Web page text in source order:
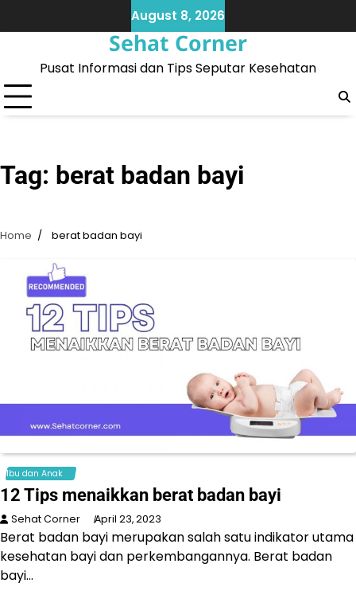
to
August 8, 2026
Sehat Corner
Pusat Informasi dan Tips Seputar Kesehatan
Tag: berat badan bayi
Home berat badan bayi
Ibu dan Anak
12 Tips menaikkan berat badan bayi
Sehat Corner April 23, 2023
Berat badan bayi merupakan salah satu indikator utama
kesehatan bayi dan perkembangannya. Berat badan
bayi…